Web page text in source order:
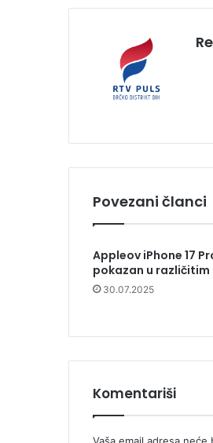
Povezani članci
Appleov iPhone 17
pokazan u
30.07.2025
Komentariši